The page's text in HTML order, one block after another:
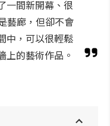
一間新開幕、很
藝廊，但卻不會
中，可以很輕鬆
上的藝術作品。